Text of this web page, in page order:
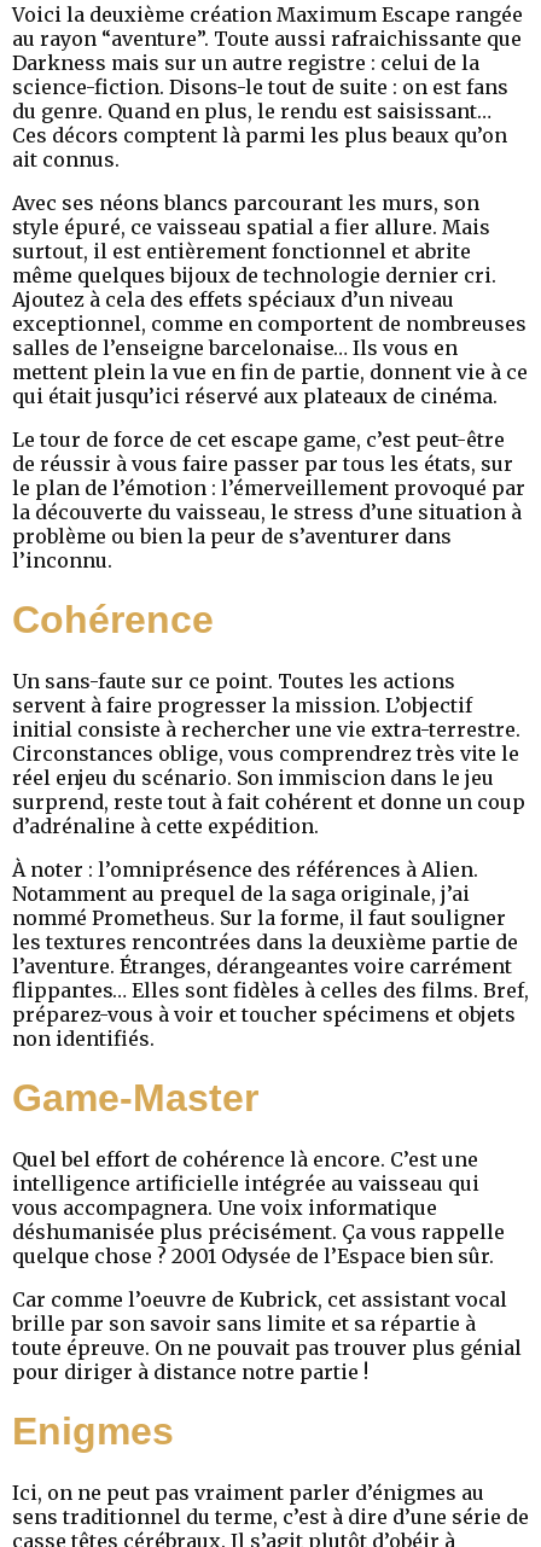
Voici la deuxième création Maximum Escape rangée
au rayon “aventure”. Toute aussi rafraichissante que
Darkness mais sur un autre registre : celui de la
science-fiction. Disons-le tout de suite : on est fans
du genre. Quand en plus, le rendu est saisissant…
Ces décors comptent là parmi les plus beaux qu’on
ait connus.
Avec ses néons blancs parcourant les murs, son
style épuré, ce vaisseau spatial a fier allure. Mais
surtout, il est entièrement fonctionnel et abrite
même quelques bijoux de technologie dernier cri.
Ajoutez à cela des effets spéciaux d’un niveau
exceptionnel, comme en comportent de nombreuses
salles de l’enseigne barcelonaise… Ils vous en
mettent plein la vue en fin de partie, donnent vie à ce
qui était jusqu’ici réservé aux plateaux de cinéma.
Le tour de force de cet escape game, c’est peut-être
de réussir à vous faire passer par tous les états, sur
le plan de l’émotion : l’émerveillement provoqué par
la découverte du vaisseau, le stress d’une situation à
problème ou bien la peur de s’aventurer dans
l’inconnu.
Cohérence
Un sans-faute sur ce point. Toutes les actions
servent à faire progresser la mission. L’objectif
initial consiste à rechercher une vie extra-terrestre.
Circonstances oblige, vous comprendrez très vite le
réel enjeu du scénario. Son immiscion dans le jeu
surprend, reste tout à fait cohérent et donne un coup
d’adrénaline à cette expédition.
À noter : l’omniprésence des références à Alien.
Notamment au prequel de la saga originale, j’ai
nommé Prometheus. Sur la forme, il faut souligner
les textures rencontrées dans la deuxième partie de
l’aventure. Étranges, dérangeantes voire carrément
flippantes… Elles sont fidèles à celles des films. Bref,
préparez-vous à voir et toucher spécimens et objets
non identifiés.
Game-Master
Quel bel effort de cohérence là encore. C’est une
intelligence artificielle intégrée au vaisseau qui
vous accompagnera. Une voix informatique
déshumanisée plus précisément. Ça vous rappelle
quelque chose ? 2001 Odysée de l’Espace bien sûr.
Car comme l’oeuvre de Kubrick, cet assistant vocal
brille par son savoir sans limite et sa répartie à
toute épreuve. On ne pouvait pas trouver plus génial
pour diriger à distance notre partie !
Enigmes
Ici, on ne peut pas vraiment parler d’énigmes au
sens traditionnel du terme, c’est à dire d’une série de
casse têtes cérébraux. Il s’agit plutôt d’obéir à